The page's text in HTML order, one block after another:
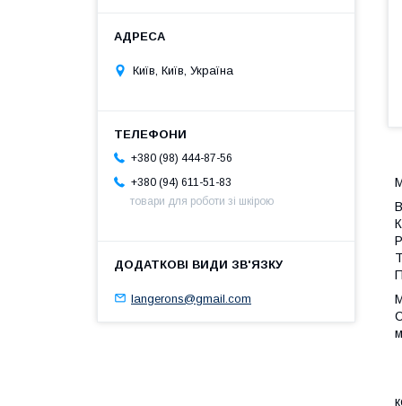
Київ, Київ, Україна
+380 (98) 444-87-56
+380 (94) 611-51-83
товари для роботи зі шкірою
langerons@gmail.com